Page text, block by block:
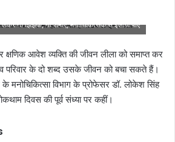
ना झिझकें, ना शर्माएं, मनोचिकित्सक से इलाज पाएं
क्षणिक आवेश व्यक्ति की जीवन लीला को समाप्त कर
व परिवार के दो शब्द उसके जीवन को बचा सकते हैं।
मनोचिकित्सा विभाग के प्रोफेसर डॉ. लोकेश सिंह
दिवस की पूर्व संध्या पर कहीं।